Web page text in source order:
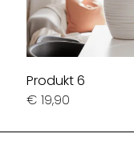
Produkt 6
€ 19,90